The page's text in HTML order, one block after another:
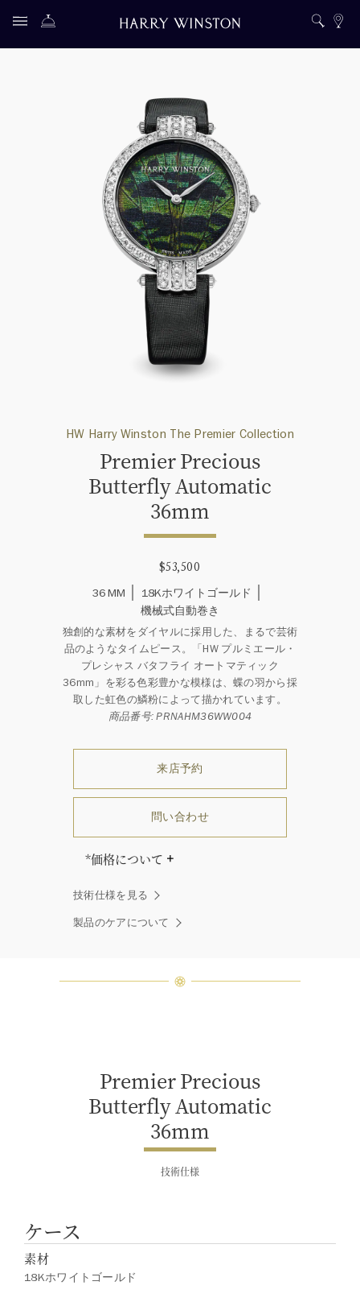
HW Harry Winston The Premier Collection
Premier Precious
Butterfly Automatic
36mm
$53,500
36 MM
18Kホワイトゴールド
機械式自動巻き
独創的な素材をダイヤルに採用した、まるで芸術
品のようなタイムピース。「HW プルミエール・
プレシャス バタフライ オートマティック
36mm」を彩る色彩豊かな模様は、蝶の羽から採
取した虹色の鱗粉によって描かれています。
商品番号: PRNAHM36WW004
来店予約
問い合わせ
*価格について
ありません」創始者ハリー・ウィン
ストンはそう語りました。ハリー・
ウィンストンによって厳選された最
の個性を有する天然の素材であるた
技術仕様を見る
製品のケアについて
Premier Precious
Butterfly Automatic
36mm
技術仕様
ケース
素材
18Kホワイトゴールド